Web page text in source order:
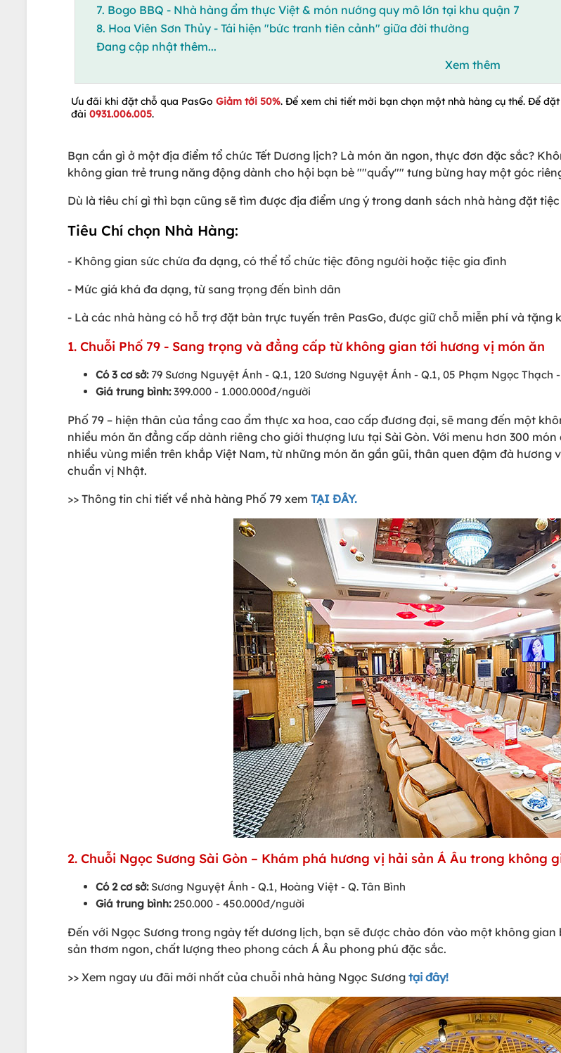
7. Bogo BBQ - Nhà hàng ẩm thực Việt & món nướng quy mô lớn tại khu quận 7
8. Hoa Viên Sơn Thủy - Tái hiện "bức tranh tiên cảnh" giữa đời thường
Đang cập nhật thêm...
Xem thêm
Ưu đãi khi đặt chỗ qua PasGo Giảm tới 50%. Để xem chi tiết mời bạn chọn một nhà hàng cụ thể. Để
đài 0931.006.005.
Bạn cần gì ở một địa điểm tổ chức Tết Dương lịch? Là món ăn ngon, thực đơn đặc sắc?
không gian trẻ trung năng động dành cho hội bạn bè ""quẩy"" tưng bừng hay một góc
Dù là tiêu chí gì thì bạn cũng sẽ tìm được địa điểm ưng ý trong danh sách nhà hàng đặt
Tiêu Chí chọn Nhà Hàng:
- Không gian sức chứa đa dạng, có thể tổ chức tiệc đông người hoặc tiệc gia đình
- Mức giá khá đa dạng, từ sang trọng đến bình dân
- Là các nhà hàng có hỗ trợ đặt bàn trực tuyến trên PasGo, được giữ chỗ miễn phí và tặng
1. Chuỗi Phố 79 - Sang trọng và đẳng cấp từ không gian tới hương vị món ăn
Có 3 cơ sở: 79 Sương Nguyệt Ánh - Q.1, 120 Sương Nguyệt Ánh - Q.1, 05 Phạm Ngọc Thạch -
Giá trung bình:399.000 - 1.000.000đ/người
Phố 79 – hiện thân của tầng cao ẩm thực xa hoa, cao cấp đương đại, sẽ mang đến một
nhiều món ăn đẳng cấp dành riêng cho giới thượng lưu tại Sài Gòn. Với menu hơn 300
nhiều vùng miền trên khắp Việt Nam, từ những món ăn gần gũi, thân quen đậm đà hương
chuẩn vị Nhật.
>> Thông tin chi tiết về nhà hàng Phố 79 xem TẠI ĐÂY.
2. Chuỗi Ngọc Sương Sài Gòn – Khám phá hương vị hải sản Á Âu trong không
Có 2 cơ sở: Sương Nguyệt Ánh - Q.1, Hoàng Việt - Q. Tân Bình
Giá trung bình:250.000 - 450.000đ/người
Đến với Ngọc Sương trong ngày tết dương lịch, bạn sẽ được chào đón vào một không gian
sản thơm ngon, chất lượng theo phong cách Á Âu phong phú đặc sắc.
>> Xem ngay ưu đãi mới nhất của chuỗi nhà hàng Ngọc Sương tại đây!